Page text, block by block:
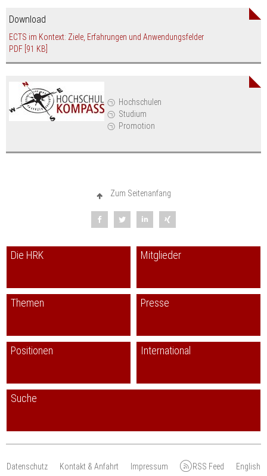
Hochschulen
Studium
Promotion
Download
ECTS im Kontext: Ziele, Erfahrungen und Anwendungsfelder
PDF [91 KB]
Zum Seitenanfang
Die HRK Mitglieder
Themen Presse
Positionen International
Suche
Datenschutz Kontakt & Anfahrt Impressum RSS Feed English